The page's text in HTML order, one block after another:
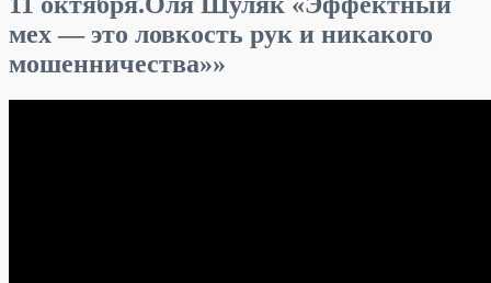
мех — это ловкость рук и никакого
мошенничества»»